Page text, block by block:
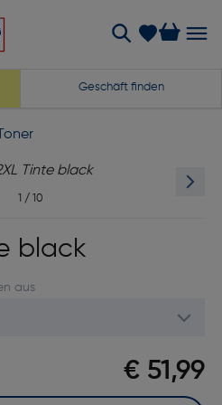
Geschäft finden
1 / 10
black
aus
€ 51,99